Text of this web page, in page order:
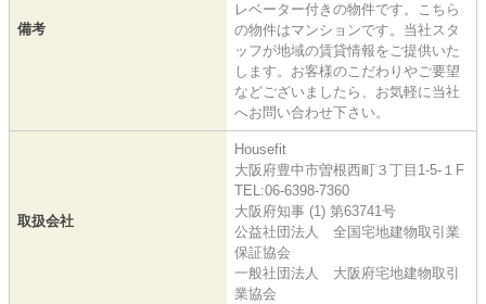
備考
レベーター付きの物件です。こちら
の物件はマンションです。当社スタ
ッフが地域の賃貸情報をご提供いた
します。お客様のこだわりやご要望
などございましたら、お気軽に当社
へお問い合わせ下さい。
取扱会社
Housefit
大阪府豊中市曽根西町３丁目1-5-１F
TEL:06-6398-7360
大阪府知事 (1) 第63741号
公益社団法人 全国宅地建物取引業
保証協会
一般社団法人 大阪府宅地建物取引
業協会